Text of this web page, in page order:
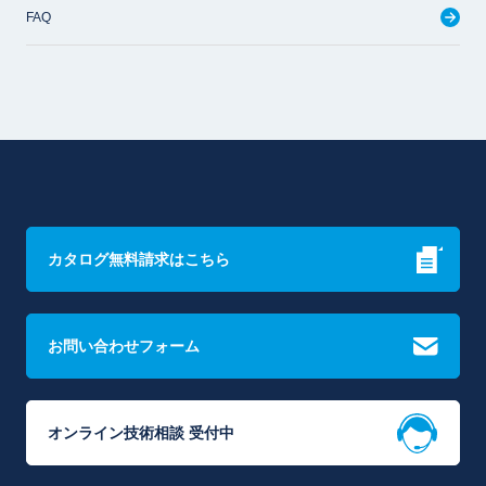
FAQ
カタログ無料請求はこちら
お問い合わせフォーム
オンライン技術相談 受付中